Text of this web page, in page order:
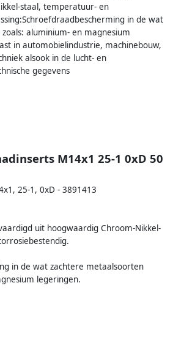
staal, temperatuur- en
in de wat
aluminium- en magnesium
in automobielindustrie, machinebouw,
alsook in de lucht- en
gegevens
M14x1 25-1 0xD 50
25-1, 0xD - 3891413
uit hoogwaardig Chroom-Nikkel-
in de wat zachtere metaalsoorten
legeringen.